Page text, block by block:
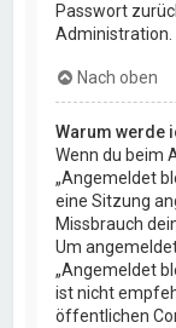
Passwort
Administration.
Nach oben
Warum werde
Wenn du beim
„Angemeldet
eine Sitzung
Missbrauch
Um
„Angemeldet
ist nicht
öffentlichen